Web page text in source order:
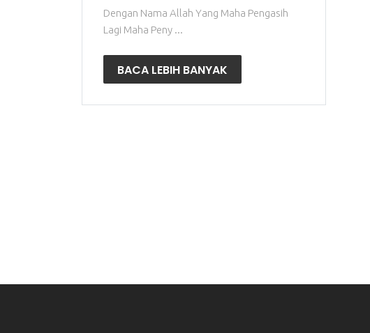
Dengan Nama Allah Yang Maha Pengasih
Lagi Maha Peny ...
BACA LEBIH BANYAK